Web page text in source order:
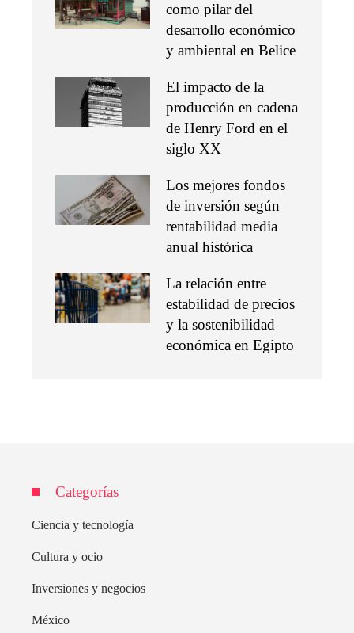
como pilar del
desarrollo económico
y ambiental en Belice
El impacto de la
producción en cadena
de Henry Ford en el
siglo XX
Los mejores fondos
de inversión según
rentabilidad media
anual histórica
La relación entre
estabilidad de precios
y la sostenibilidad
económica en Egipto
Categorías
Ciencia y tecnología
Cultura y ocio
Inversiones y negocios
México